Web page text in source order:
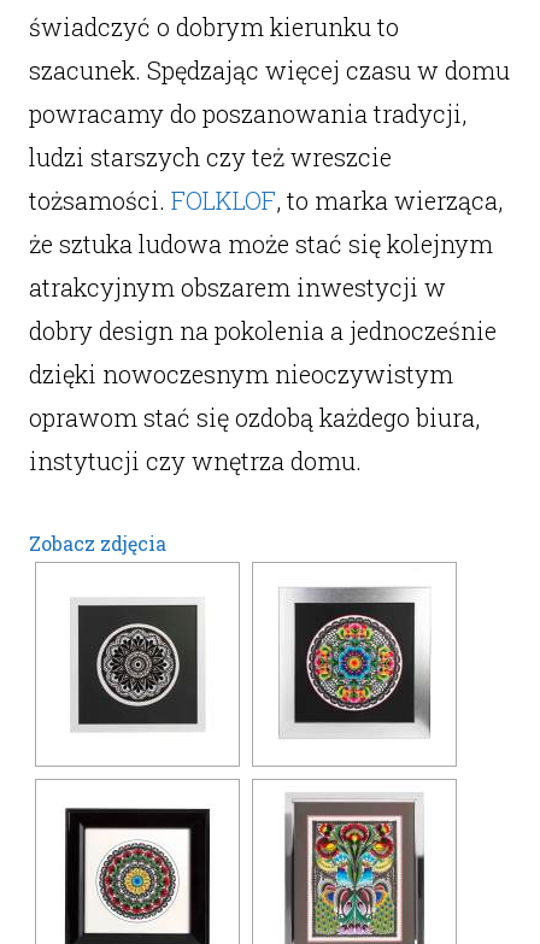
świadczyć o dobrym kierunku to
szacunek. Spędzając więcej czasu w domu
powracamy do poszanowania tradycji,
ludzi starszych czy też wreszcie
tożsamości. FOLKLOF, to marka wierząca,
że sztuka ludowa może stać się kolejnym
atrakcyjnym obszarem inwestycji w
dobry design na pokolenia a jednocześnie
dzięki nowoczesnym nieoczywistym
oprawom stać się ozdobą każdego biura,
instytucji czy wnętrza domu.
Zobacz zdjęcia